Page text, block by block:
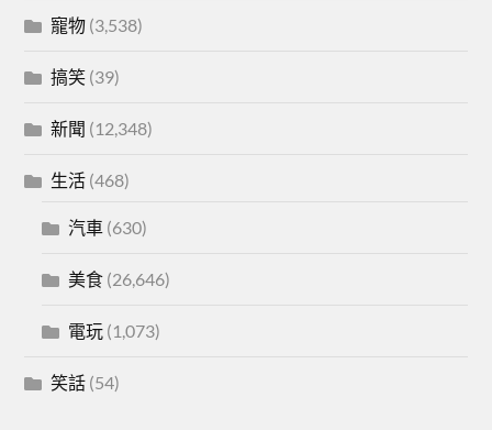
寵物 (3,538)
搞笑 (39)
新聞 (12,348)
生活 (468)
汽車 (630)
美食 (26,646)
電玩 (1,073)
笑話 (54)